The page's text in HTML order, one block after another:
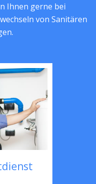
Ihnen gerne bei
von Sanitären